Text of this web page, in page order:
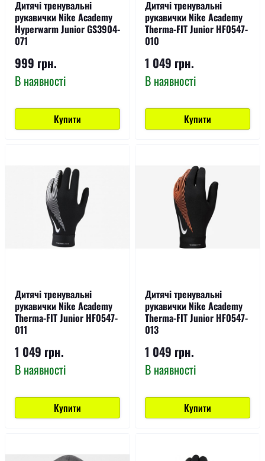
Дитячі тренувальні
рукавички Nike Academy
Hyperwarm Junior GS3904-
071
999 грн.
В наявності
Купити
Дитячі тренувальні
рукавички Nike Academy
Therma-FIT Junior HF0547-
010
1 049 грн.
В наявності
Купити
Дитячі тренувальні
рукавички Nike Academy
Therma-FIT Junior HF0547-
011
1 049 грн.
В наявності
Купити
Дитячі тренувальні
рукавички Nike Academy
Therma-FIT Junior HF0547-
013
1 049 грн.
В наявності
Купити